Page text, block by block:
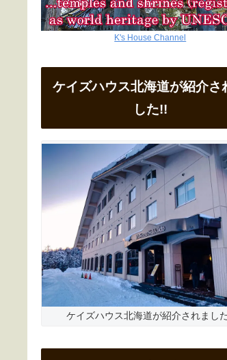
K's House Channel
ケイズハウス北海道が紹介さ
した!!
ケイズハウス北海道が紹介されまし